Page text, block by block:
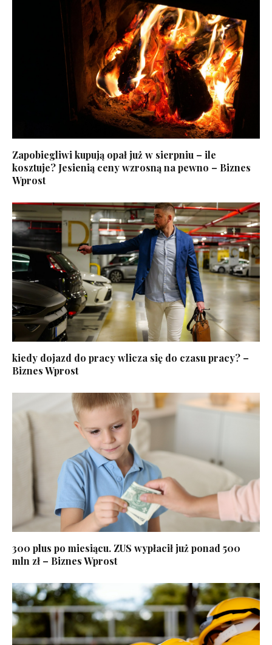
Zapobiegliwi kupują opał już w sierpniu – ile
kosztuje? Jesienią ceny wzrosną na pewno – Biznes
Wprost
kiedy dojazd do pracy wlicza się do czasu pracy? –
Biznes Wprost
300 plus po miesiącu. ZUS wypłacił już ponad 500
mln zł – Biznes Wprost